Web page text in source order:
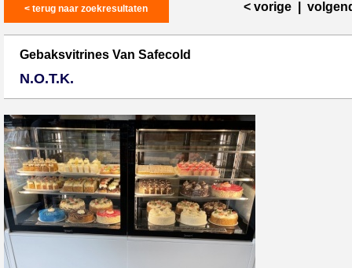
< terug naar zoekresultaten < vorige
Gebaksvitrines Van Safecold
N.O.T.K.